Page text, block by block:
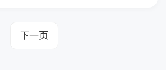
下一页